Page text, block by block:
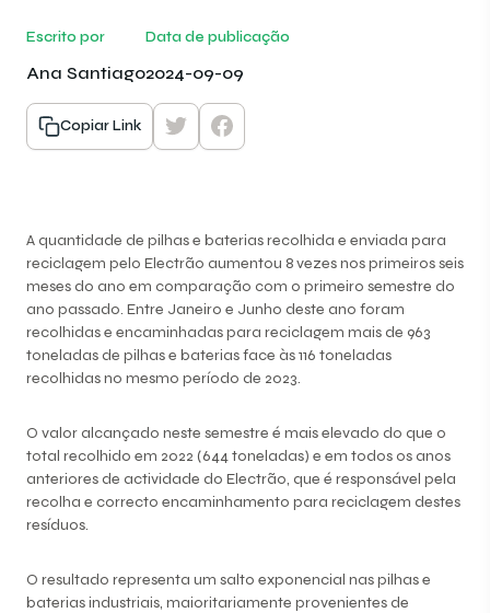
Escrito por
Ana Santiago
Data de publicação
2024-09-09
Copiar Link
A quantidade de pilhas e baterias recolhida e enviada para
reciclagem pelo Electrão aumentou 8 vezes nos primeiros seis
meses do ano em comparação com o primeiro semestre do
ano passado. Entre Janeiro e Junho deste ano foram
recolhidas e encaminhadas para reciclagem mais de 963
toneladas de pilhas e baterias face às 116 toneladas
recolhidas no mesmo período de 2023.
O valor alcançado neste semestre é mais elevado do que o
total recolhido em 2022 (644 toneladas) e em todos os anos
anteriores de actividade do Electrão, que é responsável pela
recolha e correcto encaminhamento para reciclagem destes
resíduos.
O resultado representa um salto exponencial nas pilhas e
baterias industriais, maioritariamente provenientes de